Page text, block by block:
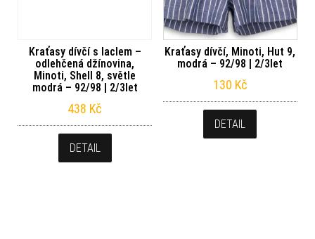
Kraťasy dívčí s laclem –
odlehčená džínovina,
Minoti, Shell 8, světle
modrá – 92/98 | 2/3let
438 Kč
DETAIL
Kraťasy dívčí, Minoti, Hut 9,
modrá – 92/98 | 2/3let
130 Kč
DETAIL